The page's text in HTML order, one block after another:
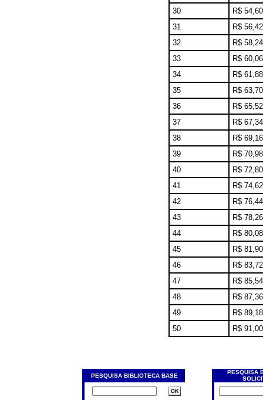
30
R$ 54,60
31
R$ 56,42
32
R$ 58,24
33
R$ 60,06
34
R$ 61,88
35
R$ 63,70
36
R$ 65,52
37
R$ 67,34
38
R$ 69,16
39
R$ 70,98
40
R$ 72,80
41
R$ 74,62
42
R$ 76,44
43
R$ 78,26
44
R$ 80,08
45
R$ 81,90
46
R$ 83,72
47
R$ 85,54
48
R$ 87,36
49
R$ 89,18
50
R$ 91,00
PESQUISA BIBLIOTECA BASE
PESQUISA